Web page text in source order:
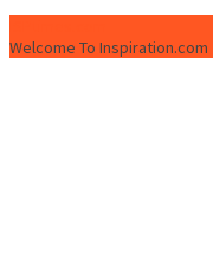
Welcome To Inspiration.com